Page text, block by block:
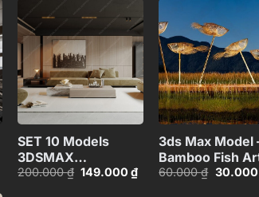
wishlist
SET 10 Models
3DSMAX
Livingroom VOL1
200.000₫ Giá
149.000₫Giá
Add
3ds Max Model
Bamboo Fish
Sculpture_9656
60.000₫ Giá
30.000